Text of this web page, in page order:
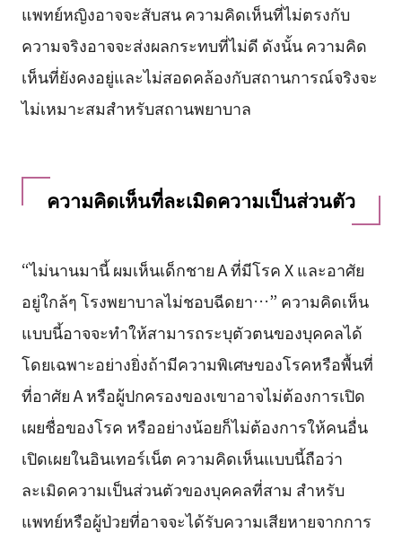
แพทย์หญิงอาจจะสับสน ความคิดเห็นที่ไม่ตรงกับ
ความจริงอาจจะส่งผลกระทบที่ไม่ดี ดังนั้น ความคิด
เห็นที่ยังคงอยู่และไม่สอดคล้องกับสถานการณ์จริงจะ
ไม่เหมาะสมสำหรับสถานพยาบาล
ความคิดเห็นที่ละเมิดความเป็นส่วนตัว
“ไม่นานมานี้ ผมเห็นเด็กชาย A ที่มีโรค X และอาศัย
อยู่ใกล้ๆ โรงพยาบาลไม่ชอบฉีดยา…” ความคิดเห็น
แบบนี้อาจจะทำให้สามารถระบุตัวตนของบุคคลได้
โดยเฉพาะอย่างยิ่งถ้ามีความพิเศษของโรคหรือพื้นที่
ที่อาศัย A หรือผู้ปกครองของเขาอาจไม่ต้องการเปิด
เผยชื่อของโรค หรืออย่างน้อยก็ไม่ต้องการให้คนอื่น
เปิดเผยในอินเทอร์เน็ต ความคิดเห็นแบบนี้ถือว่า
ละเมิดความเป็นส่วนตัวของบุคคลที่สาม สำหรับ
แพทย์หรือผู้ป่วยที่อาจจะได้รับความเสียหายจากการ